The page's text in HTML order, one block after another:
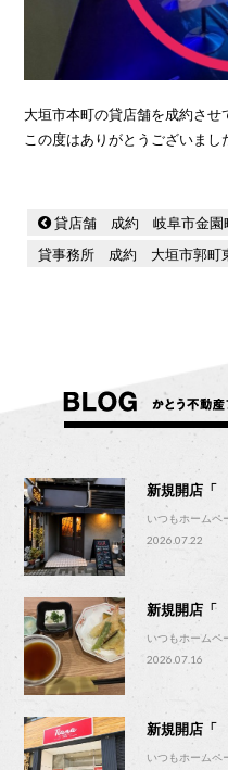
大垣市本町の貸店舗を成約させ
この度はありがとうございまし
貸店舗 成約 岐阜市金園
貸事務所 成約 大垣市郭町
新規開店「
いつもホームペ
2026.07.22
新規開店「
いつもホームペ
2026.07.16
新規開店「
いつもホームペ